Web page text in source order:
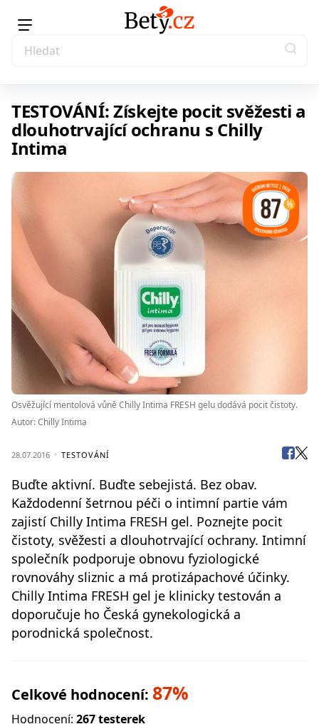
TESTOVÁNÍ: Získejte pocit svěžesti a
dlouhotrvající ochranu s Chilly
Intima
Osvěžující mentolová vůně Chilly Intima FRESH gelu dodává pocit čistoty.
Autor: Chilly Intima
28.07.2016 TESTOVÁNÍ
Buďte aktivní. Buďte sebejistá. Bez obav.
Každodenní šetrnou péči o intimní partie vám
zajistí Chilly Intima FRESH gel. Poznejte pocit
čistoty, svěžesti a dlouhotrvající ochrany. Intimní
společník podporuje obnovu fyziologické
rovnováhy sliznic a má protizápachové účinky.
Chilly Intima FRESH gel je klinicky testován a
doporučuje ho Česká gynekologická a
porodnická společnost.
Celkové hodnocení: 87%
Hodnocení: 267 testerek